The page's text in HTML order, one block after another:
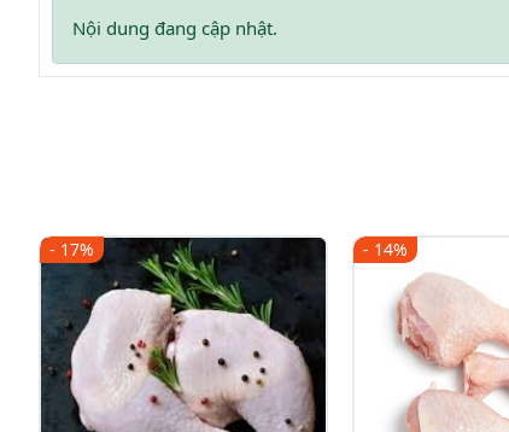
Nội dung đang cập nhật.
- 17% - 14%